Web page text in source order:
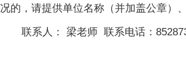
况的，请提供单位名称（并加盖公章）
联系人： 梁老师 联系电话：